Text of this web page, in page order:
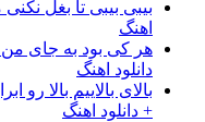
بیبی بیبی تا بغل
اهنگ
هر کی بود به جای
دانلود اهنگ
بالای بالاییم بالا
+ دانلود اهنگ